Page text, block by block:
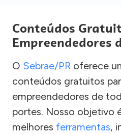
Conteúdos
Empreendedores
O Sebrae/PR oferece
conteúdos gratuitos
empreendedores de
portes. Nosso objetivo
melhores ferramentas,